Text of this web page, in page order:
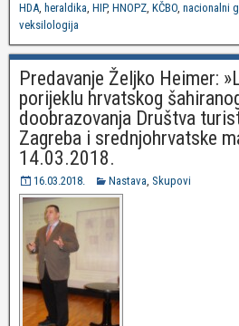
HDA, heraldika, HIP, HNOPZ, KČBO, nacionalni
veksilologija
Predavanje Željko Heimer:
porijeklu hrvatskog
doobrazovanja Društva
Zagreba i srednjohrvatske
14.03.2018.
16.03.2018. Nastava, Skupovi